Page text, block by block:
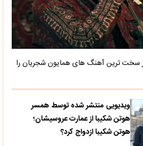
ترین آهنگ های همایون شجریان را
ویدیویی منتشر شده توسط همسر
هوتن شکیبا از عمارت عروسیشان؛
هوتن شکیبا ازدواج کرد؟